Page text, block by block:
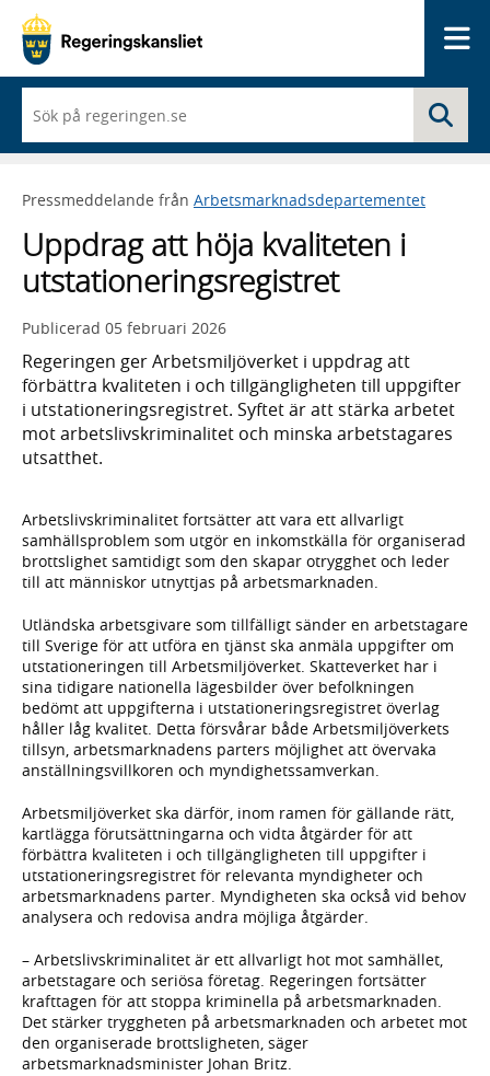
du
börjar
skriva
framträder
lista
med
sökförslag
Pressmeddelande från Arbetsmarknadsdepartementet
Uppdrag att höja kvaliteten i
utstationeringsregistret
Publicerad 05 februari 2026
Regeringen ger Arbetsmiljöverket i uppdrag att
förbättra kvaliteten i och tillgängligheten till uppgifter
i utstationeringsregistret. Syftet är att stärka arbetet
mot arbetslivskriminalitet och minska arbetstagares
utsatthet.
Arbetslivskriminalitet fortsätter att vara ett allvarligt
samhällsproblem som utgör en inkomstkälla för organiserad
brottslighet samtidigt som den skapar otrygghet och leder
till att människor utnyttjas på arbetsmarknaden.
Utländska arbetsgivare som tillfälligt sänder en arbetstagare
till Sverige för att utföra en tjänst ska anmäla uppgifter om
utstationeringen till Arbetsmiljöverket. Skatteverket har i
sina tidigare nationella lägesbilder över befolkningen
bedömt att uppgifterna i utstationeringsregistret överlag
håller låg kvalitet. Detta försvårar både Arbetsmiljöverkets
tillsyn, arbetsmarknadens parters möjlighet att övervaka
anställningsvillkoren och myndighetssamverkan.
Arbetsmiljöverket ska därför, inom ramen för gällande rätt,
kartlägga förutsättningarna och vidta åtgärder för att
förbättra kvaliteten i och tillgängligheten till uppgifter i
utstationeringsregistret för relevanta myndigheter och
arbetsmarknadens parter. Myndigheten ska också vid behov
analysera och redovisa andra möjliga åtgärder.
– Arbetslivskriminalitet är ett allvarligt hot mot samhället,
arbetstagare och seriösa företag. Regeringen fortsätter
krafttagen för att stoppa kriminella på arbetsmarknaden.
Det stärker tryggheten på arbetsmarknaden och arbetet mot
den organiserade brottsligheten, säger
arbetsmarknadsminister Johan Britz.